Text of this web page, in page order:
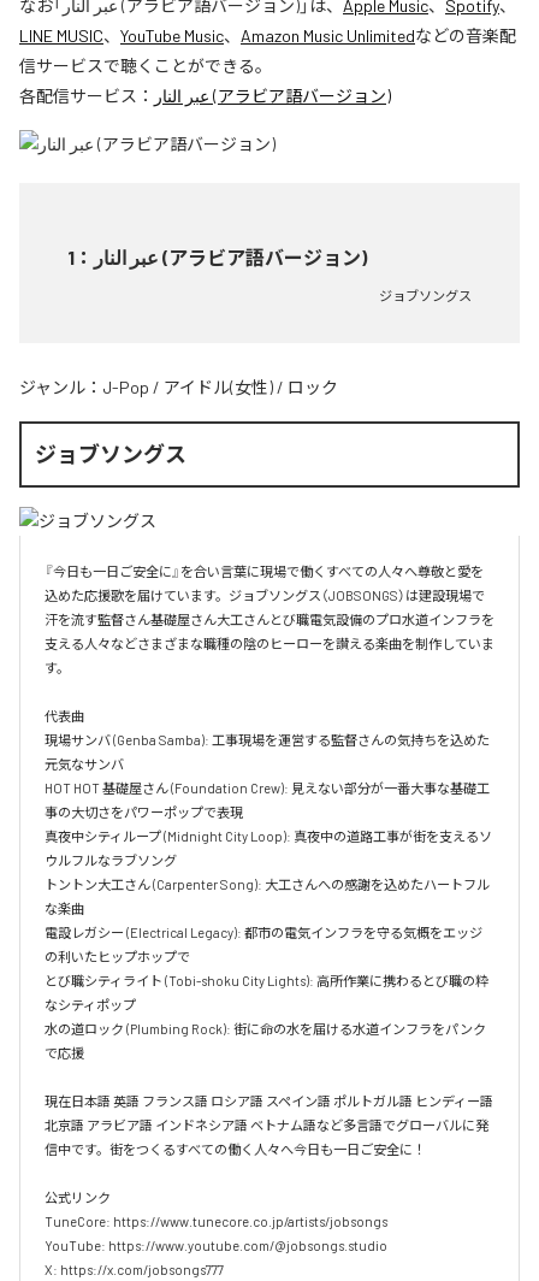
なお「 عبر النار (アラビア語バージョン)」は、 Apple Music、 Spotify、
LINE MUSIC、 YouTube Music、 Amazon Music Unlimitedなどの音楽配
信サービスで聴くことができる。
各配信サービス：
عبر النار (アラビア語バージョン)
1 ： عبر النار (アラビア語バージョン)
ジョブソングス
ジャンル： J-Pop / アイドル(女性) / ロック
ジョブソングス
『今日も一日ご安全に』を合い言葉に現場で働くすべての人々へ尊敬と愛を
込めた応援歌を届けています。ジョブソングス（JOBSONGS）は建設現場で
汗を流す監督さん基礎屋さん大工さんとび職電気設備のプロ水道インフラを
支える人々などさまざまな職種の陰のヒーローを讃える楽曲を制作していま
す。
代表曲
現場サンバ (Genba Samba): 工事現場を運営する監督さんの気持ちを込めた
元気なサンバ
HOT HOT 基礎屋さん (Foundation Crew): 見えない部分が一番大事な基礎工
事の大切さをパワーポップで表現
真夜中シティループ (Midnight City Loop): 真夜中の道路工事が街を支えるソ
ウルフルなラブソング
トントン大工さん (Carpenter Song): 大工さんへの感謝を込めたハートフル
な楽曲
電設レガシー (Electrical Legacy): 都市の電気インフラを守る気概をエッジ
の利いたヒップホップで
とび職シティライト (Tobi-shoku City Lights): 高所作業に携わるとび職の粋
なシティポップ
水の道ロック (Plumbing Rock): 街に命の水を届ける水道インフラをパンク
で応援
現在日本語 英語 フランス語 ロシア語 スペイン語 ポルトガル語 ヒンディー語
北京語 アラビア語 インドネシア語 ベトナム語など多言語でグローバルに発
信中です。街をつくるすべての働く人々へ今日も一日ご安全に！
公式リンク
TuneCore: https://www.tunecore.co.jp/artists/jobsongs
YouTube: https://www.youtube.com/@jobsongs.studio
X: https://x.com/jobsongs777